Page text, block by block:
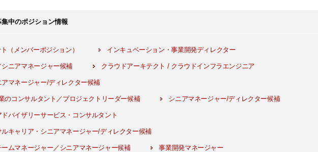
中のポジション情報
（メンバーポジション） インキュベーション・事業開発ディレクター
ニアマネージャー候補 クラウドアーキテクト / クラウドインフラエンジニア
アマネージャー/ディレクター候補
のコンサルタント／プロジェクトリーダー候補 シニアマネージャー/ディレクター候補
バイザリーサービス・コンサルタント
キャリア・シニアマネージャー/ディレクター候補
ムマネージャー／シニアマネージャー候補 事業開発マネージャー